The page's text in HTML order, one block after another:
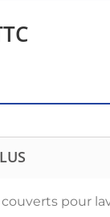
couverts pour